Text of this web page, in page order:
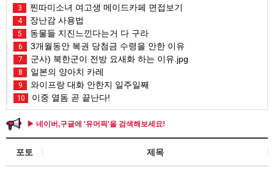
3 찐따미소녀 여고생 메이드카페 면접보기
4 장난감 사용법
5 동물들 지진느낀다는거 다 구라
6 3개월동안 복권 당첨금 수령을 안한 이유
7 군사) 북한군이 전방 요새화 하는 이유.jpg
8 일본의 양아치 카레
9 와이프랑 대화 안한지 일주일째
10 이중 열돔 곧 끝난다!
▶ 네이버,구글에 '유머픽'을 검색해보세요!
포토 제목